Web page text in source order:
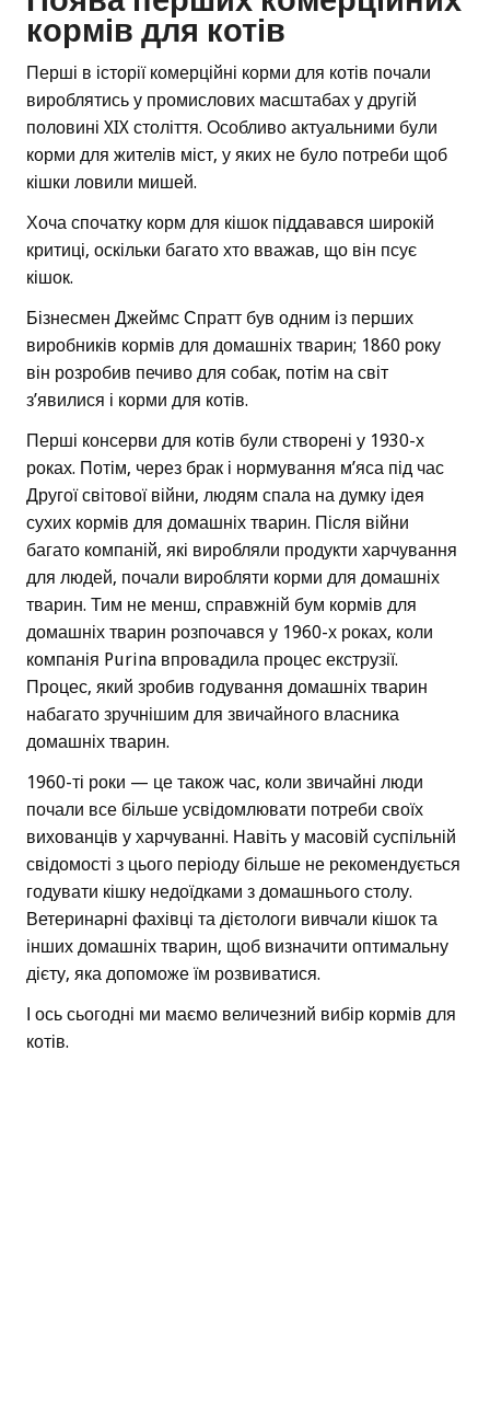
кормів для котів
Перші в історії комерційні корми для котів почали
вироблятись у промислових масштабах у другій
половині XIX століття. Особливо актуальними були
корми для жителів міст, у яких не було потреби щоб
кішки ловили мишей.
Хоча спочатку корм для кішок піддавався широкій
критиці, оскільки багато хто вважав, що він псує
кішок.
Бізнесмен Джеймс Спратт був одним із перших
виробників кормів для домашніх тварин; 1860 року
він розробив печиво для собак, потім на світ
з’явилися і корми для котів.
Перші консерви для котів були створені у 1930-х
роках. Потім, через брак і нормування м’яса під час
Другої світової війни, людям спала на думку ідея
сухих кормів для домашніх тварин. Після війни
багато компаній, які виробляли продукти харчування
для людей, почали виробляти корми для домашніх
тварин. Тим не менш, справжній бум кормів для
домашніх тварин розпочався у 1960-х роках, коли
компанія Purina впровадила процес екструзії.
Процес, який зробив годування домашніх тварин
набагато зручнішим для звичайного власника
домашніх тварин.
1960-ті роки — це також час, коли звичайні люди
почали все більше усвідомлювати потреби своїх
вихованців у харчуванні. Навіть у масовій суспільній
свідомості з цього періоду більше не рекомендується
годувати кішку недоїдками з домашнього столу.
Ветеринарні фахівці та дієтологи вивчали кішок та
інших домашніх тварин, щоб визначити оптимальну
дієту, яка допоможе їм розвиватися.
І ось сьогодні ми маємо величезний вибір кормів для
котів.